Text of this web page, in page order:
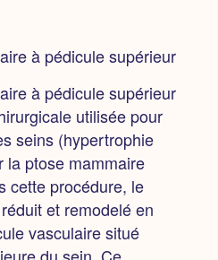
à pédicule supérieur
à pédicule supérieur
utilisée pour
seins (hypertrophie
la ptose mammaire
cette procédure, le
et remodelé en
vasculaire situé